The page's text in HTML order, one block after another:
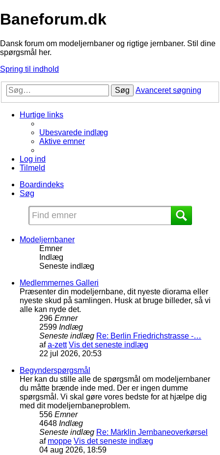
Baneforum.dk
Dansk forum om modeljernbaner og rigtige jernbaner. Stil dine
spørgsmål her.
Spring til indhold
Søg Avanceret søgning
Hurtige links
Ubesvarede indlæg
Aktive emner
Log ind
Tilmeld
Boardindeks
Søg
Modeljernbaner
Emner
Indlæg
Seneste indlæg
Medlemmernes Galleri
Præsenter din modeljernbane, dit nyeste diorama eller
nyeste skud på samlingen. Husk at bruge billeder, så vi
alle kan nyde det.
296 Emner
2599 Indlæg
Seneste indlæg Re: Berlin Friedrichstrasse -…
afa-zett Vis det seneste indlæg
22 jul 2026, 20:53
Begynderspørgsmål
Her kan du stille alle de spørgsmål om modeljernbaner
du måtte brænde inde med. Der er ingen dumme
spørgsmål. Vi skal gøre vores bedste for at hjælpe dig
med dit modeljernbaneproblem.
556 Emner
4648 Indlæg
Seneste indlæg Re: Märklin Jernbaneoverkørsel
af moppe Vis det seneste indlæg
04 aug 2026, 18:59